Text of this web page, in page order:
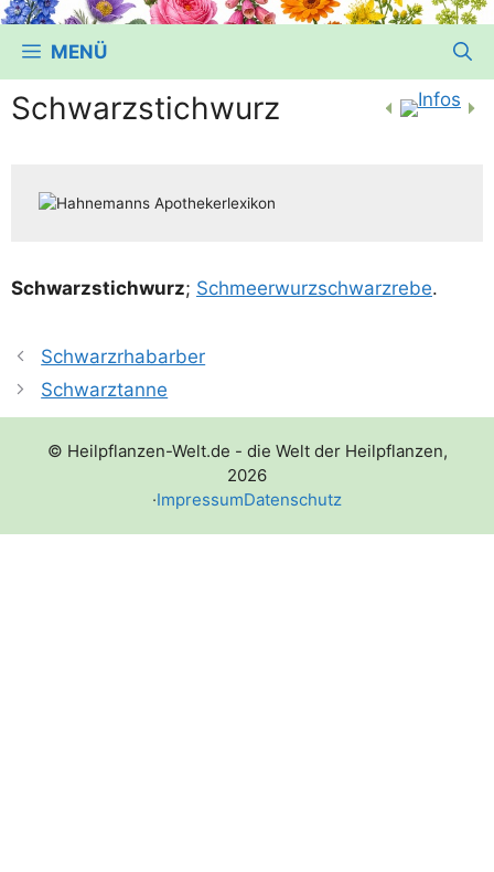
MENÜ
Schwarzstichwurz
Schwarz­stich­wurz; Schmeer­wurz­schwarz­re­be.
Schwarzrhabarber
Schwarztanne
© Heilpflanzen-Welt.de - die Welt der Heilpflanzen,
2026
·ImpressumDatenschutz